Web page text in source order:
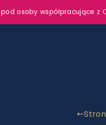
osoby współpracujące z